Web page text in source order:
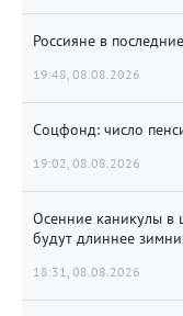
Россияне в
19:48, 08.08.2026
Соцфонд: число
19:02, 08.08.2026
Осенние каникулы в
будут длиннее
18:31, 08.08.2026